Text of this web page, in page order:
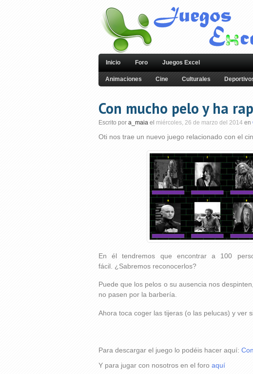
Inicio Foro Juegos Excel
Animaciones Cine Culturales
Con mucho pelo y ha
Escrito por a_maia el miércoles, 26 de marzo del 2014 en
Oti nos trae un nuevo juego relacionado con el
En él tendremos que encontrar a 100
fácil. ¿Sabremos reconocerlos?
Puede que los pelos o su ausencia nos
no pasen por la barbería.
Ahora toca coger las tijeras (o las pelucas) y ver
Para descargar el juego lo podéis hacer aquí:
Y para jugar con nosotros en el foro aquí